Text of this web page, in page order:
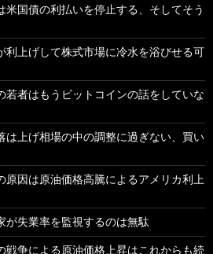
米国債の利払いを停止する、そしてそう
利上げして株式市場に冷水を浴びせる可
若者はもうビットコインの話をしていな
は上げ相場の中の調整に過ぎない、買い
原因は原油価格高騰によるアメリカ利上
が失業率を監視するのは無駄
戦争による原油価格上昇はこれからも続